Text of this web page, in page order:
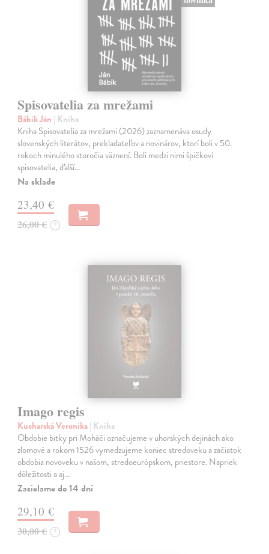
Spisovatelia za mrežami
Bábik Ján | Kniha
Kniha Spisovatelia za mrežami (2026) zaznamenáva osudy
slovenských literátov, prekladateľov a novinárov, ktorí boli v 50.
rokoch minulého storočia väznení. Boli medzi nimi špičkoví
spisovatelia, ďalší…
Na sklade
23,40 €
26,00 € ?
Imago regis
Kucharská Veronika| Kniha
Obdobie bitky pri Moháči označujeme v uhorských dejinách ako
zlomové a rokom 1526 vymedzujeme koniec stredoveku a začiatok
obdobia novoveku v našom, stredoeurópskom, priestore. Napriek
dôležitosti a aj…
Zasielame do 14 dní
29,10 €
30,00 € ?